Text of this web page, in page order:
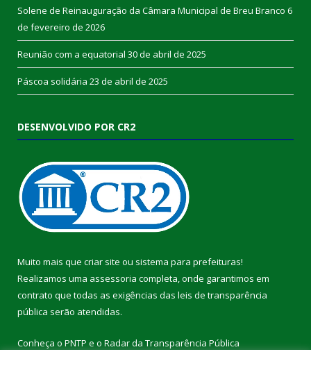
Solene de Reinauguração da Câmara Municipal de Breu Branco 6
de fevereiro de 2026
Reunião com a equatorial 30 de abril de 2025
Páscoa solidária 23 de abril de 2025
DESENVOLVIDO POR CR2
Muito mais que criar site ou sistema para prefeituras!
Realizamos uma assessoria completa, onde garantimos em
contrato que todas as exigências das leis de transparência
pública serão atendidas.
Conheça o PNTP e o Radar da Transparência Pública